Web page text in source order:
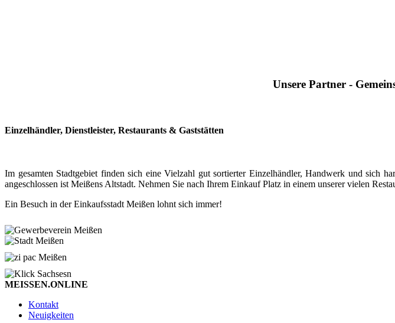
Unsere Partner -
Einzelhändler, Dienstleister, Restaurants & Gaststätten
Im gesamten Stadtgebiet finden sich eine Vielzahl gut sortierter Einzelhändler, Handwerk und sich
angeschlossen ist Meißens Altstadt. Nehmen Sie nach Ihrem Einkauf Platz in einem unserer vielen
Ein Besuch in der Einkaufsstadt Meißen lohnt sich immer!
MEISSEN.ONLINE
Kontakt
Neuigkeiten